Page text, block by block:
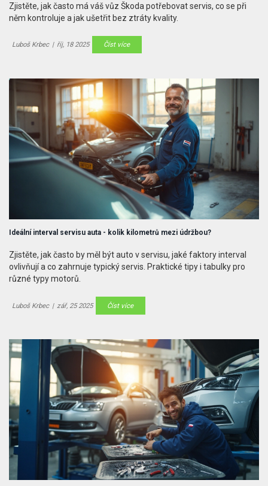
Zjistěte, jak často má váš vůz Škoda potřebovat servis, co se při
něm kontroluje a jak ušetřit bez ztráty kvality.
Luboš Krbec | říj, 18 2025 Číst více
Ideální interval servisu auta - kolik kilometrů mezi údržbou?
Zjistěte, jak často by měl být auto v servisu, jaké faktory interval
ovlivňují a co zahrnuje typický servis. Praktické tipy i tabulky pro
různé typy motorů.
Luboš Krbec | zář, 25 2025 Číst více